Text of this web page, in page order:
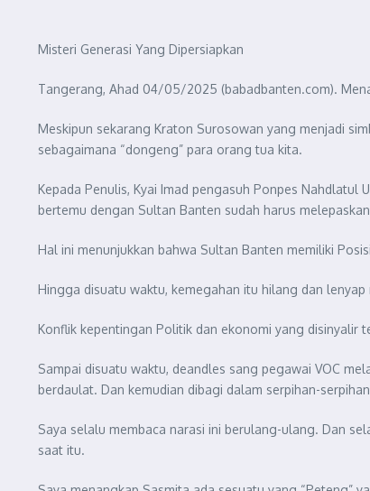
Misteri Generasi Yang Dipersiapkan
Tangerang, Ahad 04/05/2025 (babadbanten.com).
Meskipun sekarang Kraton Surosowan yang menjadi
sebagaimana “dongeng” para orang tua kita.
Kepada Penulis, Kyai Imad pengasuh Ponpes
bertemu dengan Sultan Banten sudah harus
Hal ini menunjukkan bahwa Sultan Banten memiliki
Hingga disuatu waktu, kemegahan itu hilang dan lenyap
Konflik kepentingan Politik dan ekonomi yang disinyalir
Sampai disuatu waktu, deandles sang pegawai VOC
berdaulat. Dan kemudian dibagi dalam serpihan-
Saya selalu membaca narasi ini berulang-ulang. Dan
saat itu.